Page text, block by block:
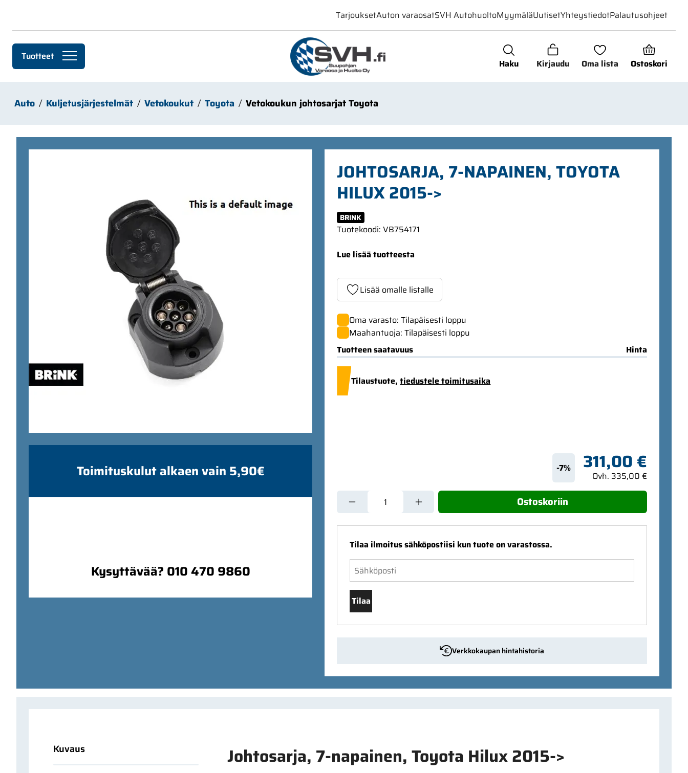
Haku Kirjaudu Oma lista Ostoskori
Tuotteet
TarjouksetAuton varaosatSVH AutohuoltoMyymäläUutisetYhteystiedotPalautusohjeet
Auto Kuljetusjärjestelmät Vetokoukut Toyota Vetokoukun johtosarjat Toyota
JOHTOSARJA, 7-NAPAINEN, TOYOTA
HILUX 2015->
Ohita kuvat
BRINK
Tuotekoodi: VB754171
Lue lisää tuotteesta
Lisää omalle listalle
Oma varasto: Tilapäisesti loppu
Maahantuoja: Tilapäisesti loppu
Tuotteen saatavuus
Hinta
Tilaustuote,tiedustele toimitusaika
-7% 311,00 €
Ovh. 335,00 €
Ostoskoriin
Tilaa ilmoitus sähköpostiisi kun tuote on varastossa.
Tilaa
Verkkokaupan hintahistoria
Toimituskulut alkaen vain 5,90€
Kysyttävää? 010 470 9860
Kuvaus Johtosarja, 7-napainen, Toyota Hilux 2015->